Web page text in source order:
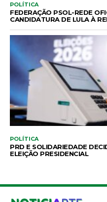
POLÍTICA
FEDERAÇÃO PSOL-REDE
CANDIDATURA DE LULA À
POLÍTICA
PRD E SOLIDARIEDADE
ELEIÇÃO PRESIDENCIAL